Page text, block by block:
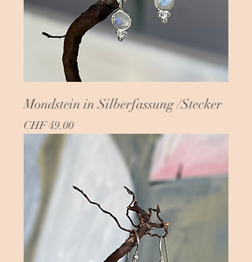
Mondstein in Silberfassung /Stecker
Preis
CHF 49.00